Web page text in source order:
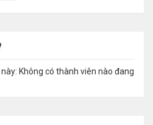
Không có thành viên nào đang